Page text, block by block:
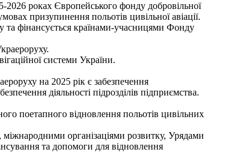
роках Європейського фонду добровільної
призупинення польотів цивільної авіації.
та фінансується країнами-учасницями Фонду
системи України.
на 2025 рік є забезпечення
діяльності підрозділів підприємства.
поетапного відновлення польотів цивільних
організаціями розвитку, Урядами
та допомоги для відновлення